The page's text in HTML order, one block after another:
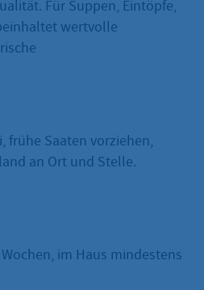
Für Suppen, Eintöpfe,
wertvolle
frühe Saaten vorziehen,
an Ort und Stelle.
im Haus mindestens